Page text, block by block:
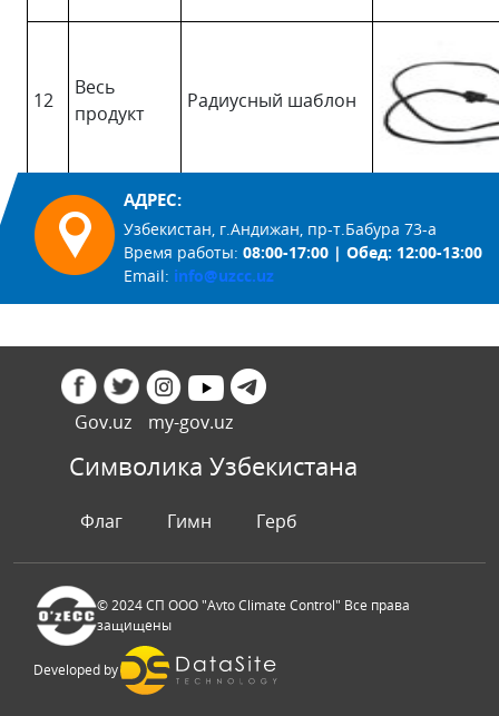
12
Весь
продукт
Радиусный шаблон
Gov.uz my-gov.uz
АДРЕС:
Узбекистан, г.Андижан, пр-т.Бабура 73-а
Время работы: 08:00-17:00 | Обед: 12:00-13:00
Email: info@uzcc.uz
Символика Узбекистана
Флаг Гимн Герб
© 2024 СП ООО "Avto Climate Control" Все права
защищены
Developed by